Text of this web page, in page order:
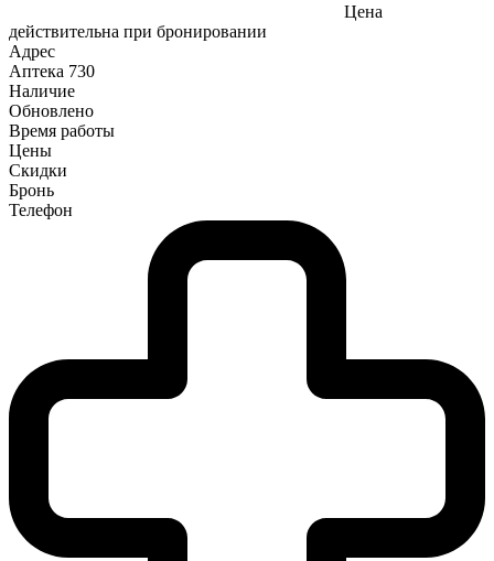
Цена
действительна при бронировании
Адрес
Аптека 730
Наличие
Обновлено
Время работы
Цены
Скидки
Бронь
Телефон